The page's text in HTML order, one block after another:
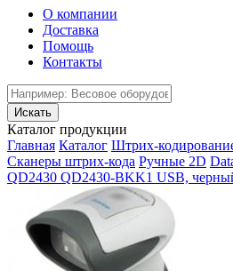
О компании
Доставка
Помощь
Контакты
Каталог продукции
Главная Каталог Штрих-
Сканеры штрих-кода Ручные 2D
QD2430 QD2430-BKK1 USB,